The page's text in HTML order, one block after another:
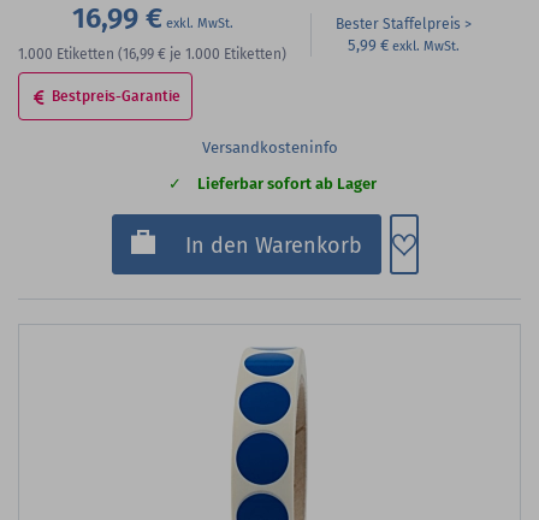
16,99 €
1.000 Etiketten (16,99 € je 1.000 Etiketten)
Bester Staffelpreis
5,99 €
Bestpreis-Garantie
Versandkosteninfo
Lieferbar sofort ab Lager
In den Warenkorb Zum